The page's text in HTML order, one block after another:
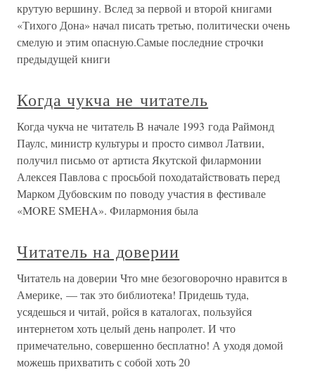
крутую вершину. Вслед за первой и второй книгами
«Тихого Дона» начал писать третью, политически очень
смелую и этим опасную.Самые последние строчки
предыдущей книги
Когда чукча не читатель
Когда чукча не читатель В начале 1993 года Раймонд
Паулс, министр культуры и просто символ Латвии,
получил письмо от артиста Якутской филармонии
Алексея Павлова с просьбой походатайствовать перед
Марком Дубовским по поводу участия в фестивале
«MORE SMEHA». Филармония была
Читатель на доверии
Читатель на доверии Что мне безоговорочно нравится в
Америке, — так это библиотека! Придешь туда,
усядешься и читай, ройся в каталогах, пользуйся
интернетом хоть целый день напролет. И что
примечательно, совершенно бесплатно! А уходя домой
можешь прихватить с собой хоть 20